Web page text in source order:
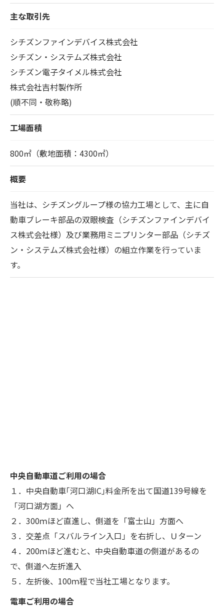
主な取引先
シチズンファインデバイス株式会社
シチズン・システムズ株式会社
シチズン電子タイメル株式会社
株式会社吉村製作所
(順不同・敬称略)
工場面積
800㎡（敷地面積：4300㎡）
概要
当社は、シチズングループ様の協力工場として、主に自
動車ブレーキ部品の双眼検査（シチズンファインデバイ
ス株式会社様）及び業務用ミニプリンター部品（シチズ
ン・システムズ株式会社様）の組立作業を行っていま
す。
中央自動車道ご利用の場合
１．中央自動車｢河口湖IC｣料金所を出て国道139号線を
「河口湖方面」へ
２．300ｍほど直進し、側道を「富士山」方面へ
３．交差点「スバルライン入口」を右折し、Ｕターン
４．200ｍほど進むと、中央自動車道の側道があるの
で、側道へ左折進入
５．左折後、100ｍ程で当社工場となります。
電車ご利用の場合